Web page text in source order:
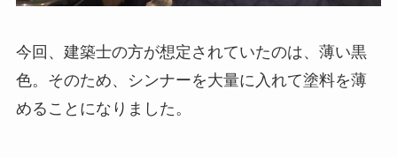
今回、建築士の方が想定されていたのは、薄い黒
色。そのため、シンナーを大量に入れて塗料を薄
めることになりました。